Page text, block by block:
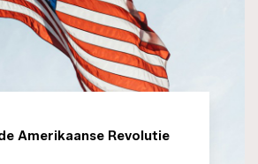
Amerikaanse Revolutie